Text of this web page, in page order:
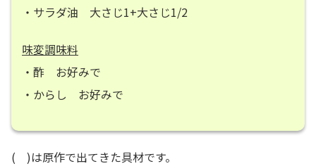
・サラダ油 大さじ1+大さじ1/2
味変調味料
・酢 お好みで
・からし お好みで
( )は原作で出てきた具材です。